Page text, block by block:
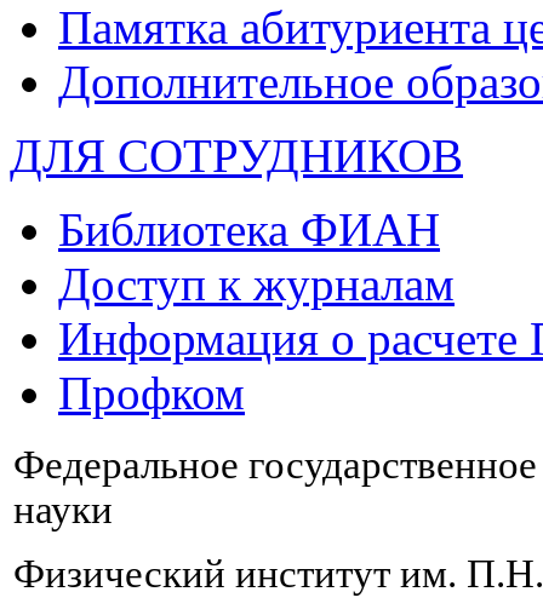
Памятка абитуриента
Дополнительное
ДЛЯ СОТРУДНИКОВ
Библиотека ФИАН
Доступ к журналам
Информация о
Профком
Федеральное
науки
Физический институт им.